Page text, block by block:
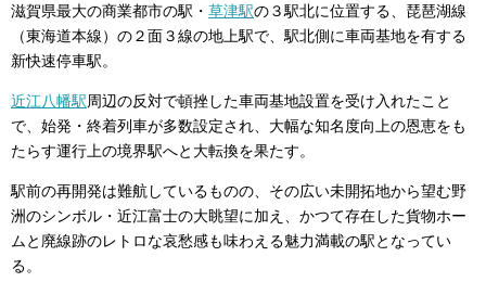
滋賀県最大の商業都市の駅・ 草津駅の３駅北に位置する、琵琶湖線
（東海道本線）の２面３線の地上駅で、駅北側に車両基地を有する
新快速停車駅。
近江八幡駅周辺の反対で頓挫した車両基地設置を受け入れたこと
で、始発・終着列車が多数設定され、大幅な知名度向上の恩恵をも
たらす運行上の境界駅へと大転換を果たす。
駅前の再開発は難航しているものの、その広い未開拓地から望む野
洲のシンボル・近江富士の大眺望に加え、かつて存在した貨物ホー
ムと廃線跡のレトロな哀愁感も味わえる魅力満載の駅となってい
る。